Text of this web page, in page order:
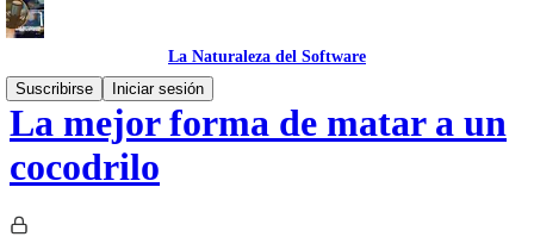
La Naturaleza del Software
Suscribirse
Iniciar sesión
La mejor forma de matar a un
cocodrilo